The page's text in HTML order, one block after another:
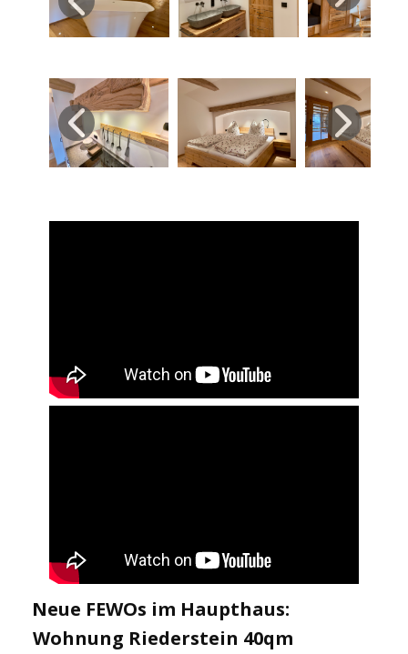
Neue FEWOs im Haupthaus:
Wohnung Riederstein 40qm